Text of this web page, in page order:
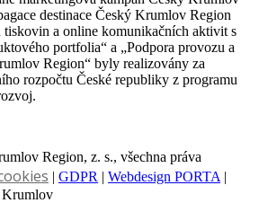
destinace Český Krumlov Region
tiskovin a online komunikačních aktivit s
portfolia“ a „Podpora provozu a
Region“ byly realizovány za
rozpočtu České republiky z programu
Region, z. s., všechna práva
| GDPR | Webdesign PORTA |
Krumlov